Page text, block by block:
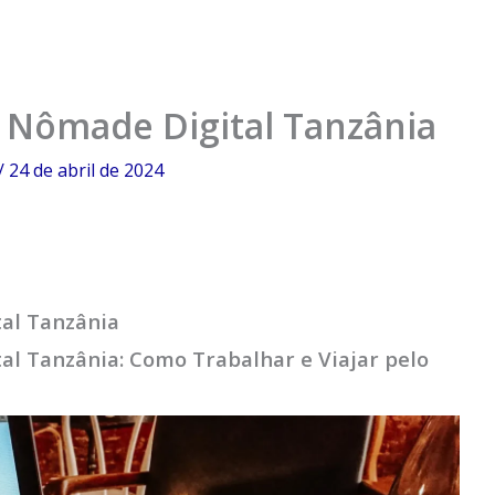
Digital Tanzânia
24 de abril de 2024
Tanzânia
Tanzânia: Como Trabalhar e Viajar pelo